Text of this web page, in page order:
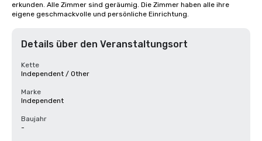
erkunden. Alle Zimmer sind geräumig. Die Zimmer haben alle ihre
eigene geschmackvolle und persönliche Einrichtung.
Details über den Veranstaltungsort
Kette
Independent / Other
Marke
Independent
Baujahr
-